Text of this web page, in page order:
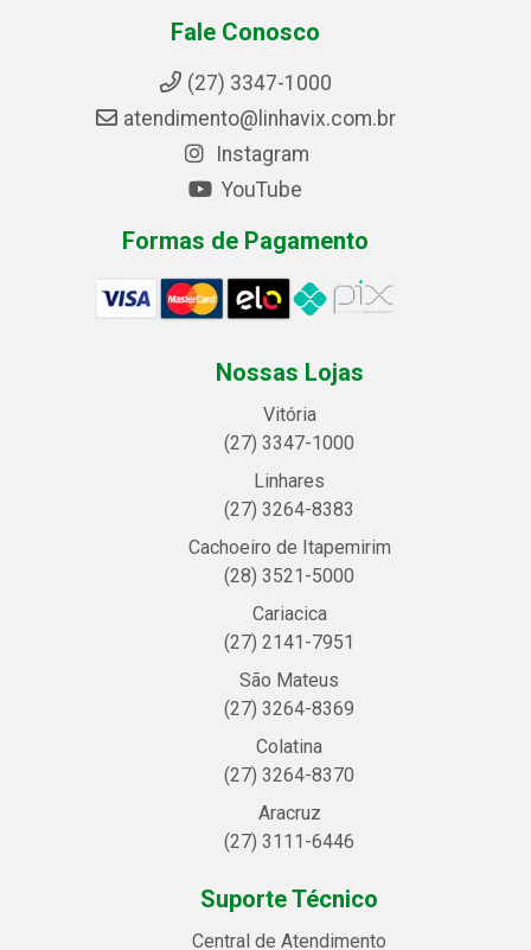
Fale Conosco
(27) 3347-1000
atendimento@linhavix.com.br
Instagram
YouTube
Formas de Pagamento
Nossas Lojas
Vitória
(27) 3347-1000
Linhares
(27) 3264-8383
Cachoeiro de Itapemirim
(28) 3521-5000
Cariacica
(27) 2141-7951
São Mateus
(27) 3264-8369
Colatina
(27) 3264-8370
Aracruz
(27) 3111-6446
Suporte Técnico
Central de Atendimento